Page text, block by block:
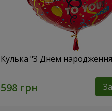
Кулька "З Днем